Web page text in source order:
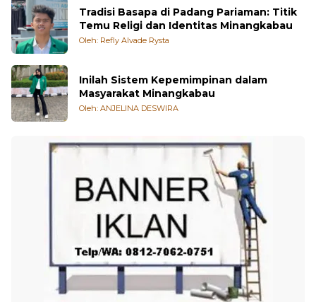
Temu Religi dan Identitas Minangkabau
Oleh: Refly Alvade Rysta
Masyarakat Minangkabau
Oleh: ANJELINA DESWIRA